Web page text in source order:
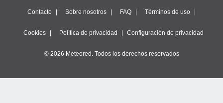
Contacto Sobre nosotros FAQ Términos de uso
Cookies Política de privacidad Configuración de privacidad
© 2026 Meteored. Todos los derechos reservados